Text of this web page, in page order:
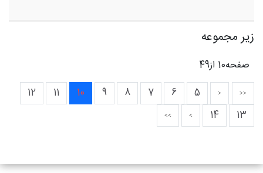
زیر مجموعه
صفحه10 از49
5
6
7
8
9
10
11
12
13
14